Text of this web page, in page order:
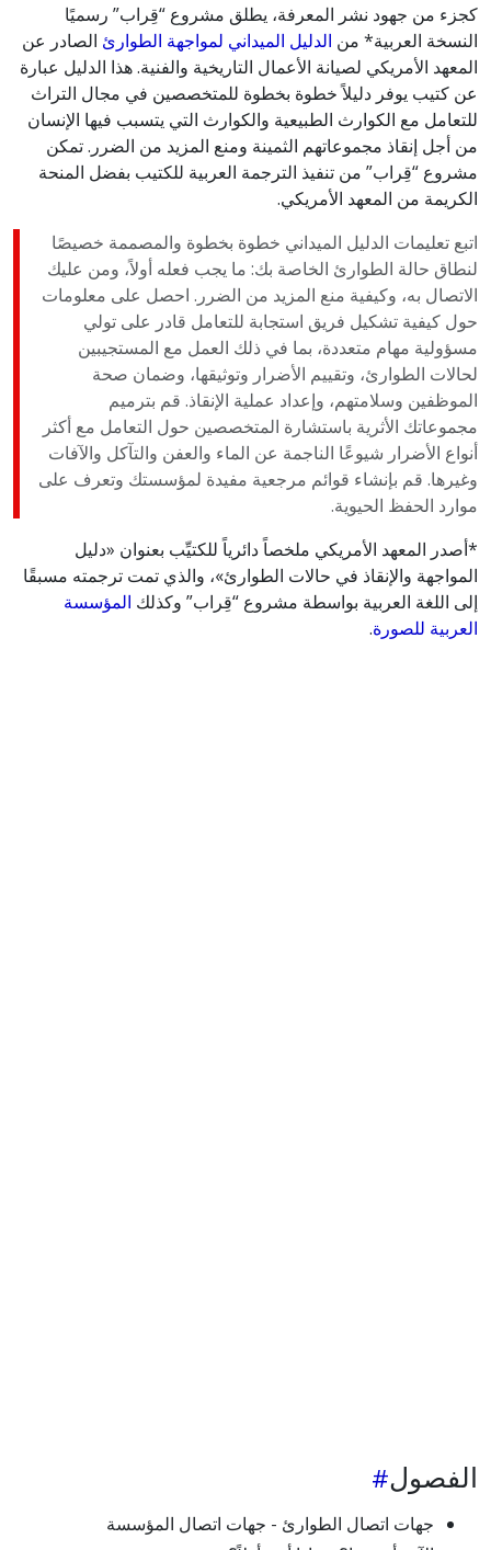
كجزء من جهود نشر المعرفة، يطلق مشروع “قِراب” رسميًا
النسخة العربية* من الدليل الميداني لمواجهة الطوارئ الصادر عن
المعهد الأمريكي لصيانة الأعمال التاريخية والفنية. هذا الدليل عبارة
عن كتيب يوفر دليلاً خطوة بخطوة للمتخصصين في مجال التراث
للتعامل مع الكوارث الطبيعية والكوارث التي يتسبب فيها الإنسان
من أجل إنقاذ مجموعاتهم الثمينة ومنع المزيد من الضرر. تمكن
مشروع “قِراب” من تنفيذ الترجمة العربية للكتيب بفضل المنحة
الكريمة من المعهد الأمريكي.
اتبع تعليمات الدليل الميداني خطوة بخطوة والمصممة خصيصًا
لنطاق حالة الطوارئ الخاصة بك: ما يجب فعله أولاً، ومن عليك
الاتصال به، وكيفية منع المزيد من الضرر. احصل على معلومات
حول كيفية تشكيل فريق استجابة للتعامل قادر على تولي
مسؤولية مهام متعددة، بما في ذلك العمل مع المستجيبين
لحالات الطوارئ، وتقييم الأضرار وتوثيقها، وضمان صحة
الموظفين وسلامتهم، وإعداد عملية الإنقاذ. قم بترميم
مجموعاتك الأثرية باستشارة المتخصصين حول التعامل مع أكثر
أنواع الأضرار شيوعًا الناجمة عن الماء والعفن والتآكل والآفات
وغيرها. قم بإنشاء قوائم مرجعية مفيدة لمؤسستك وتعرف على
موارد الحفظ الحيوية.
*أصدر المعهد الأمريكي ملخصاً دائرياً للكتيِّب بعنوان «دليل
المواجهة والإنقاذ في حالات الطوارئ»، والذي تمت ترجمته مسبقًا
إلى اللغة العربية بواسطة مشروع “قِراب” وكذلك المؤسسة
العربية للصورة.
الفصول
جهات اتصال الطوارئ - جهات اتصال المؤسسة